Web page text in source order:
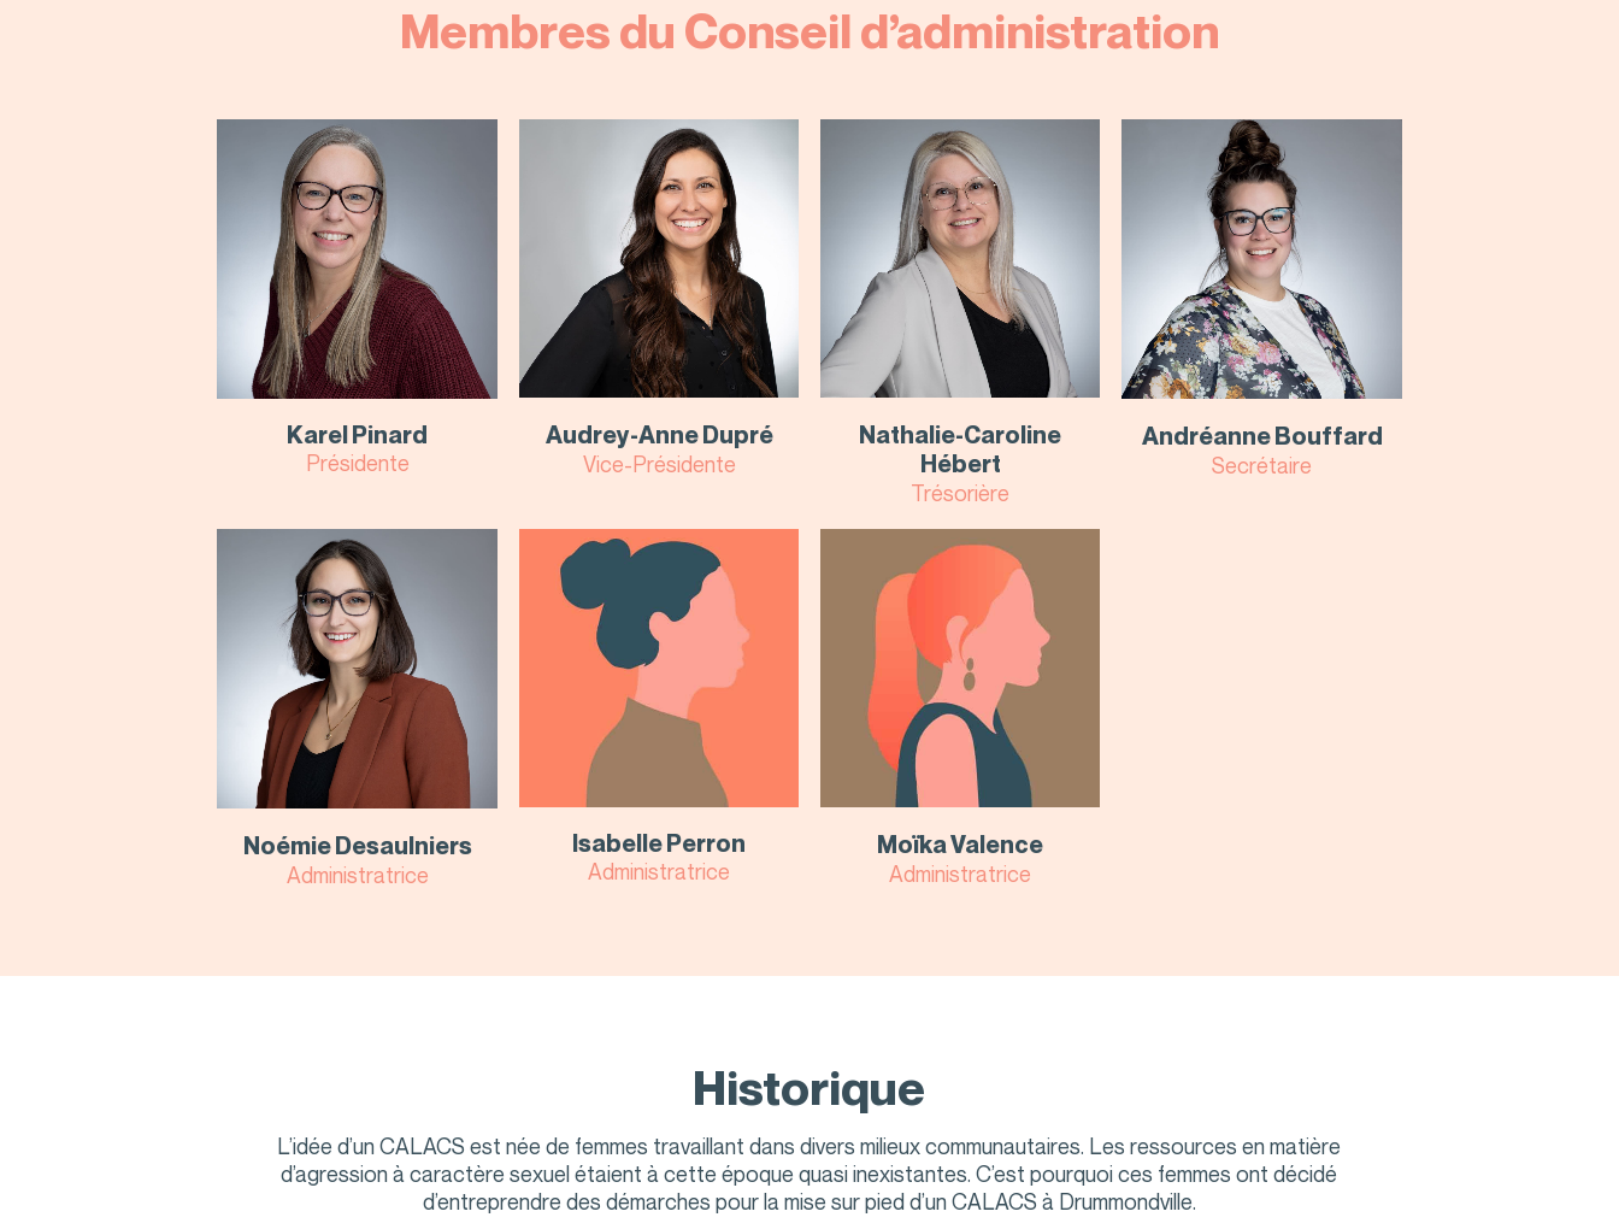
Membres du Conseil d’administration
Karel Pinard
Présidente
Audrey-Anne Dupré
Vice-Présidente
Nathalie-Caroline
Hébert
Trésorière
Andréanne Bouffard
Secrétaire
Noémie Desaulniers
Administratrice
Isabelle Perron
Administratrice
Moïka Valence
Administratrice
Historique
L’idée d’un CALACS est née de femmes travaillant dans divers milieux communautaires. Les ressources en matière
d’agression à caractère sexuel étaient à cette époque quasi inexistantes. C’est pourquoi ces femmes ont décidé
d’entreprendre des démarches pour la mise sur pied d’un CALACS à Drummondville.